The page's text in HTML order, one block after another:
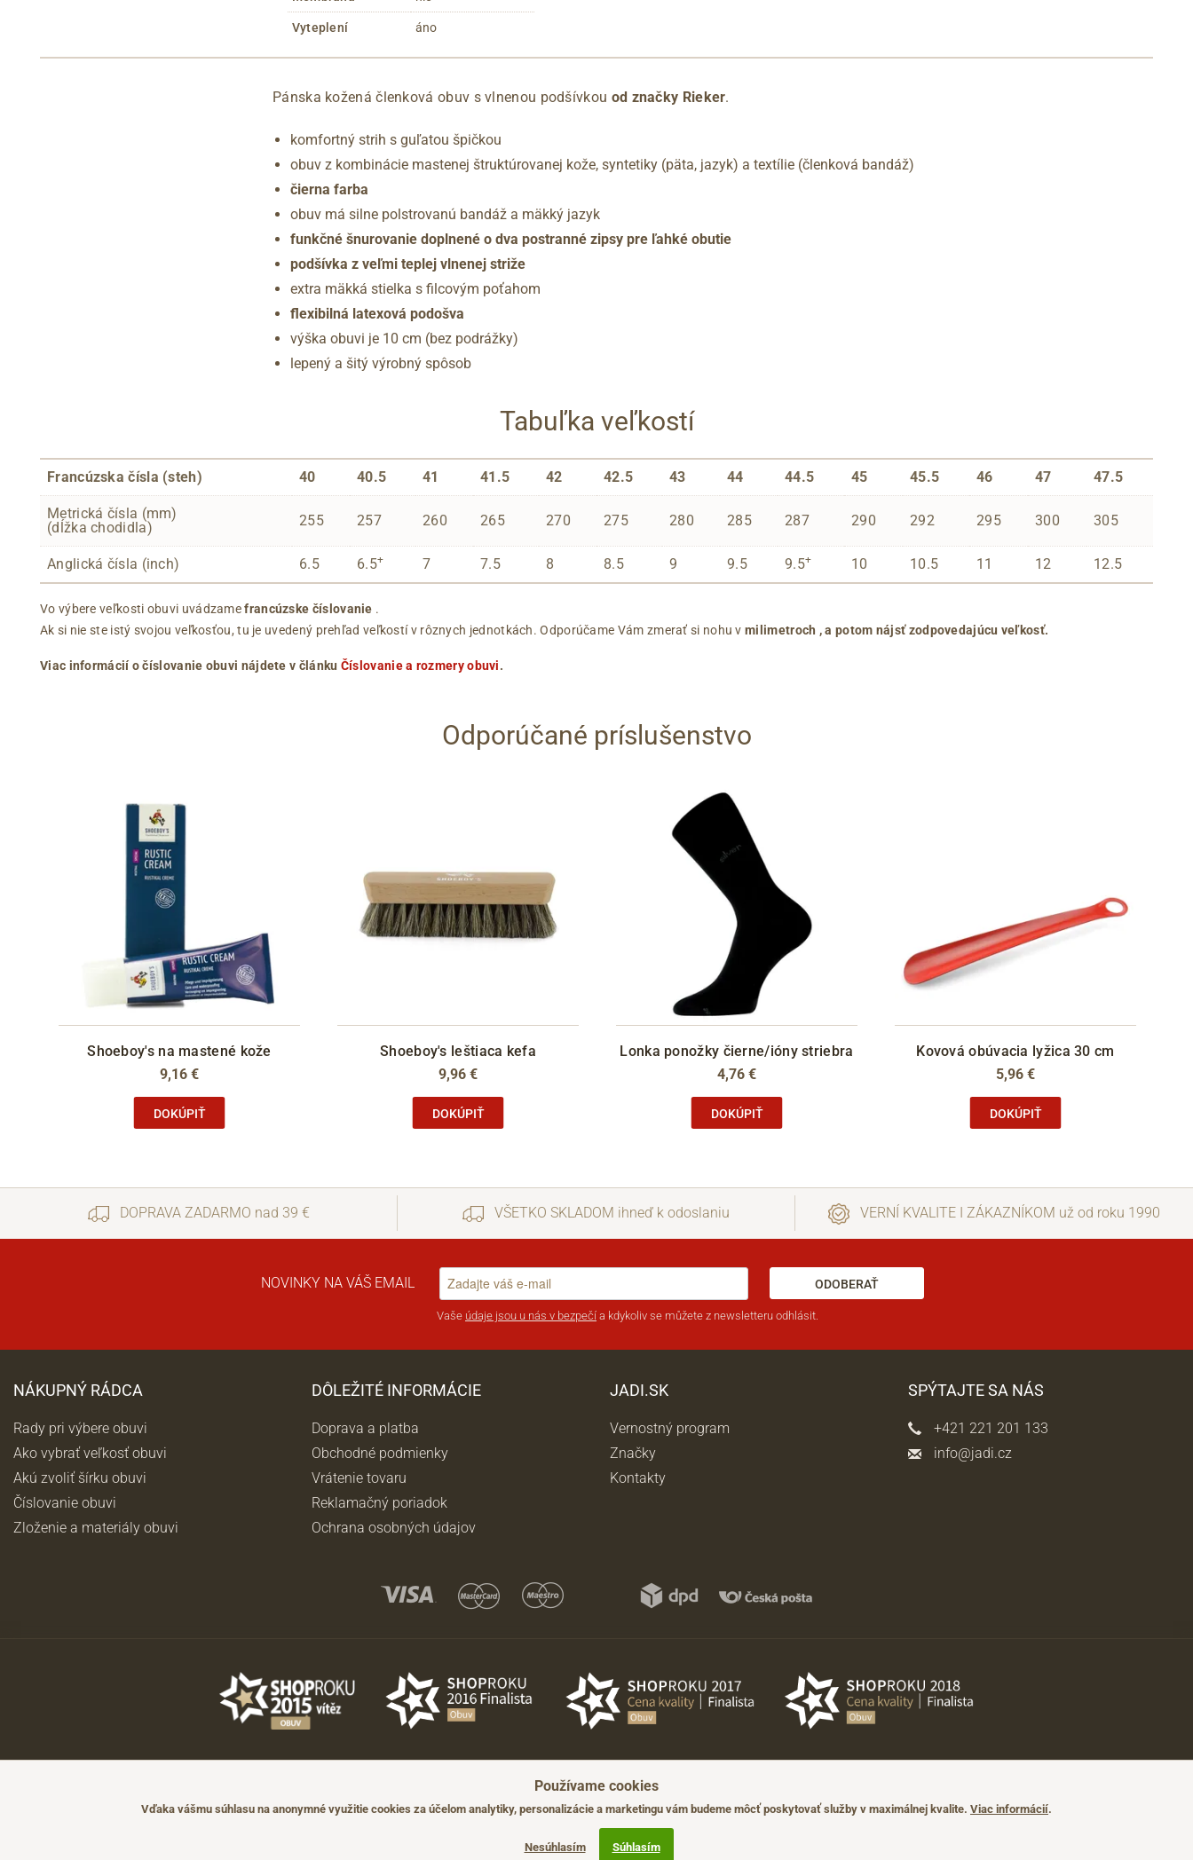
Vyteplení áno
Pánska kožená členková obuv s vlnenou podšívkou od značky Rieker.
komfortný strih s guľatou špičkou
obuv z kombinácie mastenej štruktúrovanej kože, syntetiky (päta, jazyk) a textílie (členková bandáž)
čierna farba
obuv má silne polstrovanú bandáž a mäkký jazyk
funkčné šnurovanie doplnené o dva postranné zipsy pre ľahké obutie
podšívka z veľmi teplej vlnenej striže
extra mäkká stielka s filcovým poťahom
flexibilná latexová podošva
výška obuvi je 10 cm (bez podrážky)
lepený a šitý výrobný spôsob
Tabuľka veľkostí
Francúzska čísla (steh) 40 40.5 41 41.5 42 42.5 43 44 44.5 45 45.5 46 47 47.5
Metrická čísla (mm)
(dĺžka chodidla)
255 257 260 265 270 275 280 285 287 290 292 295 300 305
Anglická čísla (inch) 6.5 6.5+ 7 7.5 8 8.5 9 9.5 9.5+ 10 10.5 11 12 12.5
Vo výbere veľkosti obuvi uvádzamefrancúzske číslovanie .
Ak si nie ste istý svojou veľkosťou, tu je uvedený prehľad veľkostí v rôznych jednotkách. Odporúčame Vám zmerať si nohu vmilimetroch , a potom nájsť zodpovedajúcu veľkosť.
Viac informácií o číslovanie obuvi nájdete v článku Číslovanie a rozmery obuvi.
Odporúčané príslušenstvo
Shoeboy's na mastené kože
9,16 €
DOKÚPIŤ
Shoeboy's leštiaca kefa
9,96 €
DOKÚPIŤ
Lonka ponožky čierne/ióny striebra
4,76 €
DOKÚPIŤ
Kovová obúvacia lyžica 30 cm
5,96 €
DOKÚPIŤ
DOPRAVA ZADARMO nad 39 € VŠETKO SKLADOM ihneď k odoslaniu VERNÍ KVALITE I ZÁKAZNÍKOM už od roku 1990
NOVINKY NA VÁŠ EMAIL ODOBERAŤ
Vaše údaje jsou u nás v bezpečí a kdykoliv se můžete z newsletteru odhlásit.
NÁKUPNÝ RÁDCA
Rady pri výbere obuvi
Ako vybrať veľkosť obuvi
Akú zvoliť šírku obuvi
Číslovanie obuvi
Zloženie a materiály obuvi
DÔLEŽITÉ INFORMÁCIE
Doprava a platba
Obchodné podmienky
Vrátenie tovaru
Reklamačný poriadok
Ochrana osobných údajov
JADI.SK
Vernostný program
Značky
Kontakty
SPÝTAJTE SA NÁS
+421 221 201 133
info@jadi.cz
Simplia.cz .
Používame cookies
Vďaka vášmu súhlasu na anonymné využitie cookies za účelom analytiky, personalizácie a marketingu vám budeme môcť poskytovať služby v maximálnej kvalite. Viac informácií.
Nesúhlasím Súhlasím